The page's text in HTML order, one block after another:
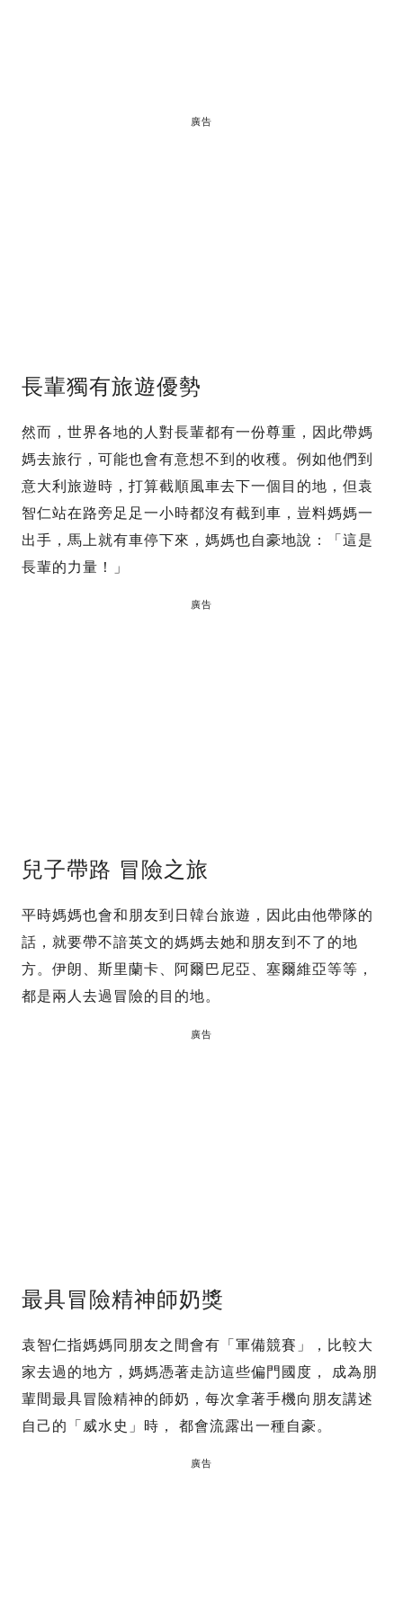
廣告
長輩獨有旅遊優勢
然而，世界各地的人對長輩都有一份尊重，因此帶媽
媽去旅行，可能也會有意想不到的收穫。例如他們到
意大利旅遊時，打算截順風車去下一個目的地，但袁
智仁站在路旁足足一小時都沒有截到車，豈料媽媽一
出手，馬上就有車停下來，媽媽也自豪地說：「這是
長輩的力量！」
廣告
兒子帶路 冒險之旅
平時媽媽也會和朋友到日韓台旅遊，因此由他帶隊的
話，就要帶不諳英文的媽媽去她和朋友到不了的地
方。伊朗、斯里蘭卡、阿爾巴尼亞、塞爾維亞等等，
都是兩人去過冒險的目的地。
廣告
最具冒險精神師奶獎
袁智仁指媽媽同朋友之間會有「軍備競賽」，比較大
家去過的地方，媽媽憑著走訪這些偏門國度， 成為朋
輩間最具冒險精神的師奶，每次拿著手機向朋友講述
自己的「威水史」時， 都會流露出一種自豪。
廣告